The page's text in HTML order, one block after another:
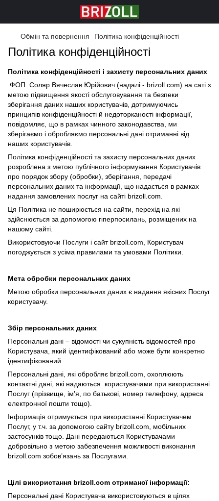
Обмін та повернення Політика конфіденційності
Політика конфіденційності
Політика конфіденційності і захисту персональних даних
ФОП Соляр Вячеслав Юрійович (надалі - brizoll.com) на саті з
метою підвищення якості обслуговування та безпеки
зберігання даних наших користувачів, дотримуючись
принципів конфіденційності й недоторканості інформації,
повідомляє, що в рамках чинного законодавства, ми
зберігаємо і обробляємо персональні дані отриманні від
наших користувачів.
Політика конфіденційності та захисту персональних даних
розроблена з метою публічного інформування Користувачів
про порядок збору (обробки), зберігання, передачі
персональних даних та інформації, що надається в рамках
надання замовлених послуг на сайті brizoll.com.
Ця Політика не поширюється на сайти, перехід на які
здійснюється за допомогою гіперпосилань, розміщених на
нашому сайті.
Використовуючи Послуги і сайт brizoll.com, Користувач
погоджується з усіма правилами та умовами Політики.
Мета обробки персональних даних
Метою обробки персональних даних є надання якісних Послуг
користувачу.
Збір персональних даних
Персональні дані – відомості чи сукупність відомостей про
Користувача, який ідентифікований або може бути конкретно
ідентифікований.
Персональні дані, які обробляє brizoll.com, охоплюють
контактні дані, які надаються користувачами при використанні
Послуг (прізвище, ім’я, по батькові, номер телефону, адреса
електронної пошти тощо).
Інформація отримується при використанні Користувачем
Послуг, у т.ч. за допомогою сайту brizoll.com, мобільних
застосунків тощо. Дані передаються Користувачами
добровільно з метою забезпечення можливості виконання
brizoll.com зобов’язань за Послугами.
Цілі використання brizoll.com отриманої інформації:
Персональні дані Користувача використовуються в цілях